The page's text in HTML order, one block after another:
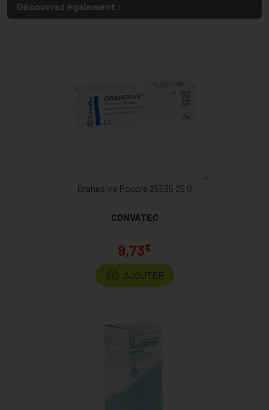
Découvrez également :
Orahesive Poudre 25535 25 G
CONVATEC
9,73€
AJOUTER